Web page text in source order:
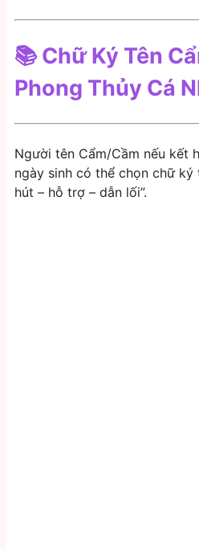
📚 Chữ Ký Tên
Phong Thủy Cá
Người tên Cẩm/Cầm nếu kết
ngày sinh có thể chọn chữ ký
hút – hỗ trợ – dẫn lối”.